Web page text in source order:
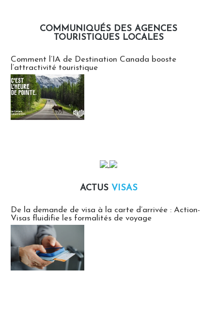
COMMUNIQUÉS DES AGENCES
TOURISTIQUES LOCALES
Comment l’IA de Destination Canada booste
l’attractivité touristique
ACTUS VISAS
De la demande de visa à la carte d’arrivée : Action-
Visas fluidifie les formalités de voyage